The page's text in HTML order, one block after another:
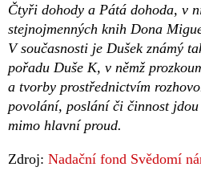
Čtyři dohody a Pátá dohoda, v
stejnojmenných knih Dona
V současnosti je Dušek známý
pořadu Duše K, v němž
a tvorby prostřednictvím
povolání, poslání či činnost jdou
mimo hlavní proud.
Zdroj: Nadační fond Svědomí